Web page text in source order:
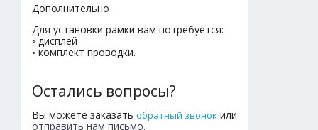
Дополнительно
Для установки рамки вам потребуется:
◦ дисплей
◦ комплект проводки.
Остались вопросы?
Вы можете заказать обратный звонок или
отправить нам письмо.